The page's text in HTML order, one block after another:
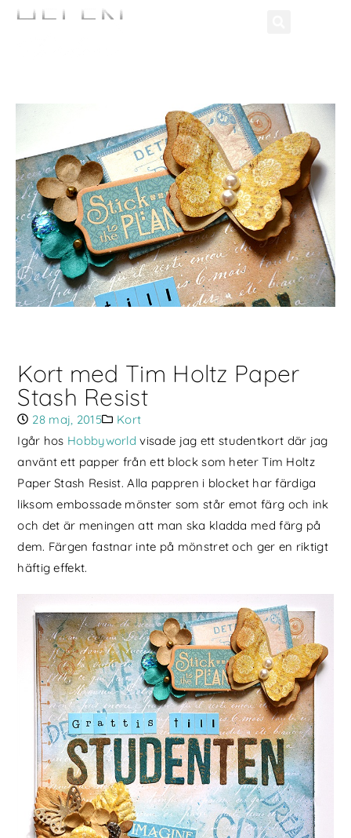
Kort med Tim Holtz Paper
Stash Resist
28 maj, 2015
Kort
Igår hos Hobbyworld visade jag ett studentkort där jag
använt ett papper från ett block som heter Tim Holtz
Paper Stash Resist. Alla pappren i blocket har färdiga
liksom embossade mönster som står emot färg och ink
och det är meningen att man ska kladda med färg på
dem. Färgen fastnar inte på mönstret och ger en riktigt
häftig effekt.